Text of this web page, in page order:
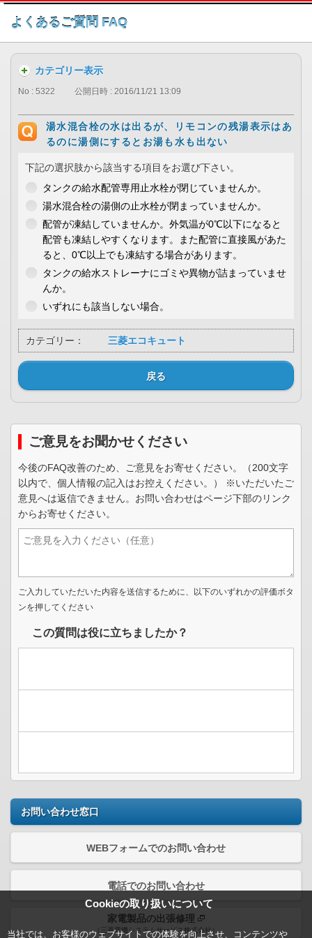
このページの本文へ
よくあるご質問 FAQ
Cookieの取り扱いについて
当社では、お客様のウェブサイトでの体験を向上させ、コンテンツや
カテゴリー表示
No : 5322 公開日時 : 2016/11/21 13:09
湯水混合栓の水は出るが、リモコンの残湯表示はあ
るのに湯側にするとお湯も水も出ない
下記の選択肢から該当する項目をお選び下さい。
タンクの給水配管専用止水栓が閉じていませんか。
湯水混合栓の湯側の止水栓が閉まっていませんか。
配管が凍結していませんか。外気温が0℃以下になると
配管も凍結しやすくなります。また配管に直接風があた
ると、0℃以上でも凍結する場合があります。
タンクの給水ストレーナにゴミや異物が詰まっていませ
んか。
いずれにも該当しない場合。
カテゴリー： 三菱エコキュート
戻る
ご意見をお聞かせください
今後のFAQ改善のため、ご意見をお寄せください。（200文字
以内で、個人情報の記入はお控えください。） ※いただいたご
意見へは返信できません。お問い合わせはページ下部のリンク
からお寄せください。
ご入力していただいた内容を送信するために、以下のいずれかの評価ボタ
ンを押してください
この質問は役に立ちましたか？
お問い合わせ窓口
WEBフォームでのお問い合わせ
電話でのお問い合わせ
家電製品の出張修理
（三菱電機システムサービス株式会社）